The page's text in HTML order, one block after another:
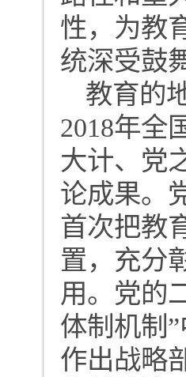
性，为教
统深受鼓
教育的
2018年全
大计、党
论成果。
首次把教
置，充分
用。党的
体制机制
作出战略